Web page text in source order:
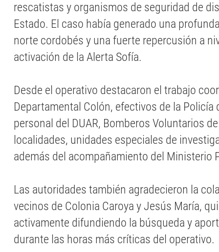
rescatistas y organismos de seguridad de
Estado. El caso había generado una
norte cordobés y una fuerte repercusión a
activación de la Alerta Sofía.
Desde el operativo destacaron el trabajo
Departamental Colón, efectivos de la Policía
personal del DUAR, Bomberos Voluntarios
localidades, unidades especiales de
además del acompañamiento del Ministerio
Las autoridades también agradecieron la
vecinos de Colonia Caroya y Jesús María,
activamente difundiendo la búsqueda y
durante las horas más críticas del operativo.